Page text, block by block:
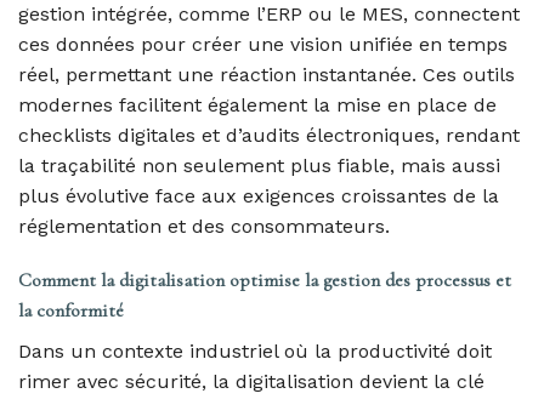
gestion intégrée, comme l’ERP ou le MES, connectent
ces données pour créer une vision unifiée en temps
réel, permettant une réaction instantanée. Ces outils
modernes facilitent également la mise en place de
checklists digitales et d’audits électroniques, rendant
la traçabilité non seulement plus fiable, mais aussi
plus évolutive face aux exigences croissantes de la
réglementation et des consommateurs.
Comment la digitalisation optimise la gestion des processus et
la conformité
Dans un contexte industriel où la productivité doit
rimer avec sécurité, la digitalisation devient la clé